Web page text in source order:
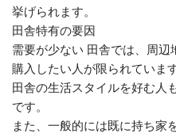
挙げられます。
田舎特有の要因
需要が少ない 田舎では、周
購入したい人が限られています
田舎の生活スタイルを好む人
です。
また、一般的には既に持ち家